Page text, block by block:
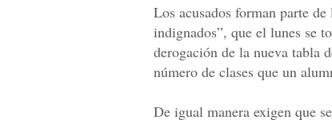
Los acusados forman parte
indignados”, que el lunes se
derogación de la nueva tabla
número de clases que un
De igual manera exigen que